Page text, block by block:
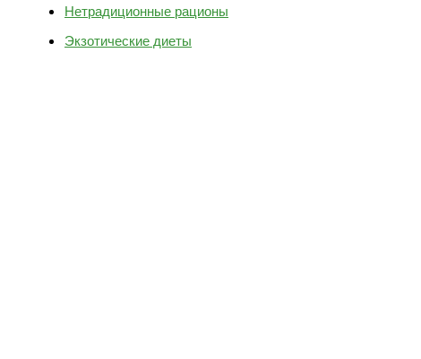
Нетрадиционные рационы
Экзотические диеты